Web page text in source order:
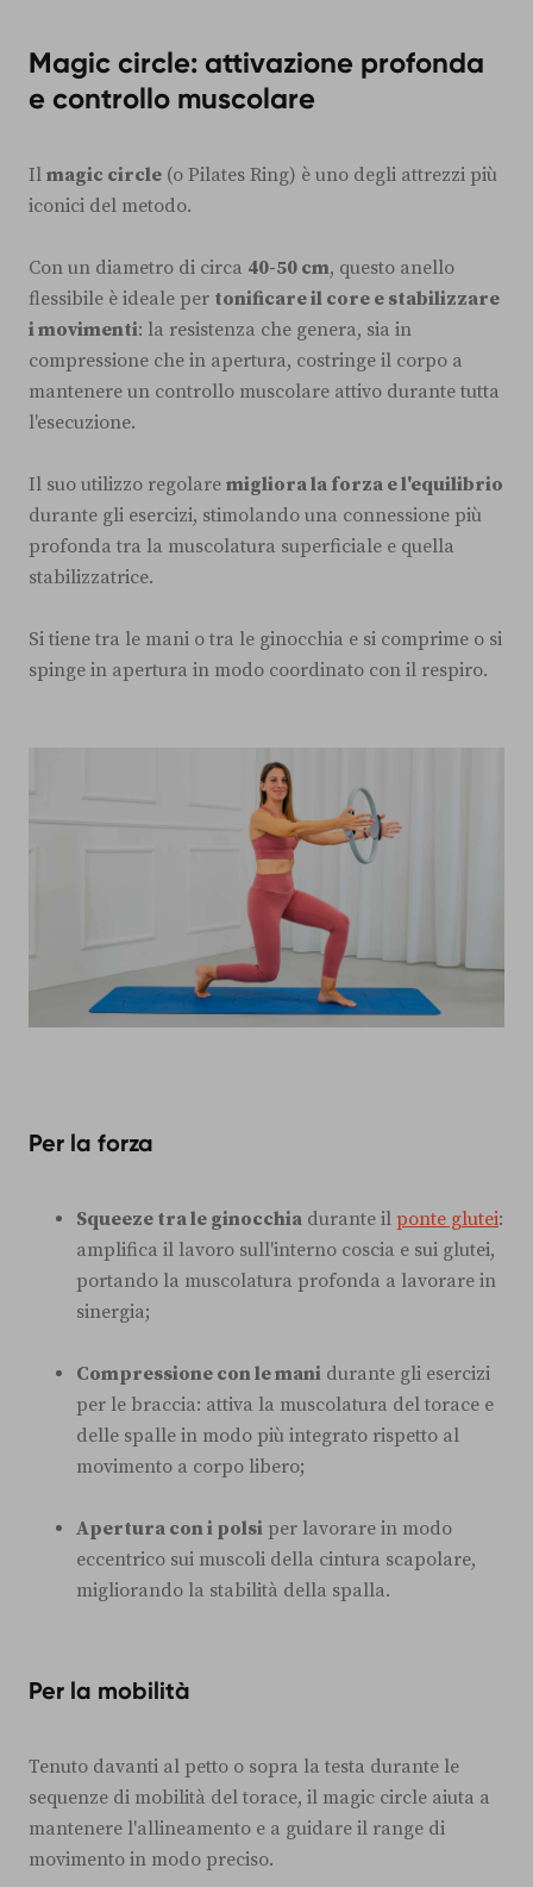
Magic circle: attivazione profonda
e controllo muscolare
Il magic circle (o Pilates Ring) è uno degli attrezzi più
iconici del metodo.
Con un diametro di circa 40-50 cm, questo anello
flessibile è ideale per tonificare il core e stabilizzare
i movimenti: la resistenza che genera, sia in
compressione che in apertura, costringe il corpo a
mantenere un controllo muscolare attivo durante tutta
l'esecuzione.
Il suo utilizzo regolare migliora la forza e l'equilibrio
durante gli esercizi, stimolando una connessione più
profonda tra la muscolatura superficiale e quella
stabilizzatrice.
Si tiene tra le mani o tra le ginocchia e si comprime o si
spinge in apertura in modo coordinato con il respiro.
Per la forza
Squeeze tra le ginocchia durante il ponte glutei:
amplifica il lavoro sull'interno coscia e sui glutei,
portando la muscolatura profonda a lavorare in
sinergia;
Compressione con le mani durante gli esercizi
per le braccia: attiva la muscolatura del torace e
delle spalle in modo più integrato rispetto al
movimento a corpo libero;
Apertura con i polsi per lavorare in modo
eccentrico sui muscoli della cintura scapolare,
migliorando la stabilità della spalla.
Per la mobilità
Tenuto davanti al petto o sopra la testa durante le
sequenze di mobilità del torace, il magic circle aiuta a
mantenere l'allineamento e a guidare il range di
movimento in modo preciso.